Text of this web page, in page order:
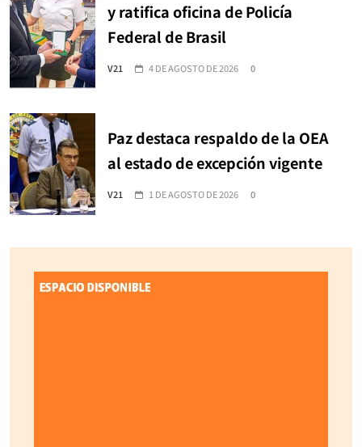
y ratifica oficina de Policía
Federal de Brasil
V21 4 DE AGOSTO DE 2026 0
Paz destaca respaldo de la OEA
al estado de excepción vigente
V21 1 DE AGOSTO DE 2026 0